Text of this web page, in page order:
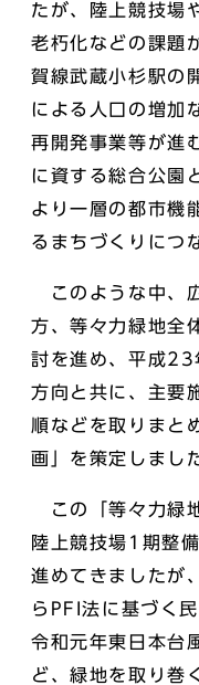
たが、陸上競技場
老朽化などの課題
賀線武蔵小杉駅の
による人口の増加
再開発事業等が進
に資する総合公園
より一層の都市機
るまちづくりにつ
このような中、
方、等々力緑地全
討を進め、平成23
方向と共に、主要
順などを取りまと
画」を策定しまし
この「等々力緑
陸上競技場1期整
進めてきましたが
らPFI法に基づく
令和元年東日本台
ど、緑地を取り巻